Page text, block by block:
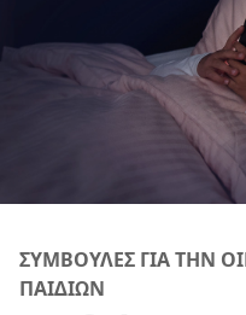
ΣΥΜΒΟΥΛΕΣ ΓΙΑ ΤΗΝ
ΠΑΙΔΙΩΝ